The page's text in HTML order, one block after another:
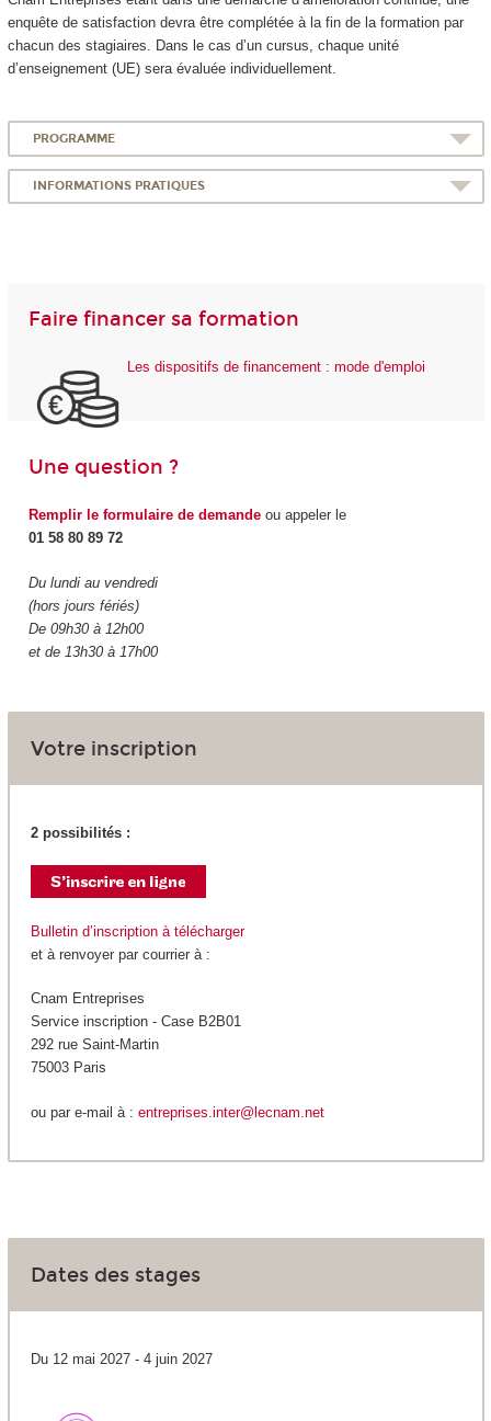
enquête de satisfaction devra être complétée à la fin de la formation par
chacun des stagiaires. Dans le cas d’un cursus, chaque unité
d’enseignement (UE) sera évaluée individuellement.
PROGRAMME
INFORMATIONS PRATIQUES
Faire financer sa formation
Les dispositifs de financement : mode d'emploi
Une question ?
Remplir le formulaire de demandeou appeler le
01 58 80 89 72
Du lundi au vendredi
(hors jours fériés)
De 09h30 à 12h00
et de 13h30 à 17h00
Votre inscription
2 possibilités :
Bulletin d’inscription à télécharger
et à renvoyer par courrier à :
Cnam Entreprises
Service inscription - Case B2B01
292 rue Saint-Martin
75003 Paris
ou par e-mail à : entreprises.inter@lecnam.net
Dates des stages
Du 12 mai 2027 - 4 juin 2027